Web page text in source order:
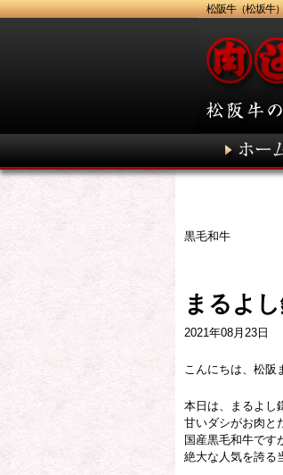
松阪牛（松坂牛
黒毛和牛
まるよ
2021年08月23日
こんにちは、松阪
本日は、まるよし
甘いダシがお肉と
国産黒毛和牛です
絶大な人気を誇る